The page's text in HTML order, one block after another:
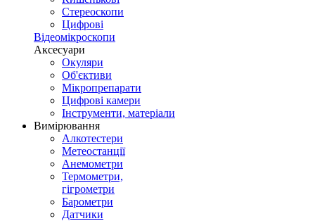
Стереоскопи
Цифрові
Відеомікроскопи
Аксесуари
Окуляри
Об'єктиви
Мікропрепарати
Цифрові камери
Інструменти, матеріали
Вимірювання
Алкотестери
Метеостанції
Анемометри
Термометри,
гігрометри
Барометри
Датчики